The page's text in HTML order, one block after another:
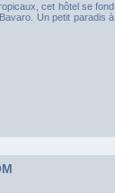
cet hôtel se fond
Un petit paradis à